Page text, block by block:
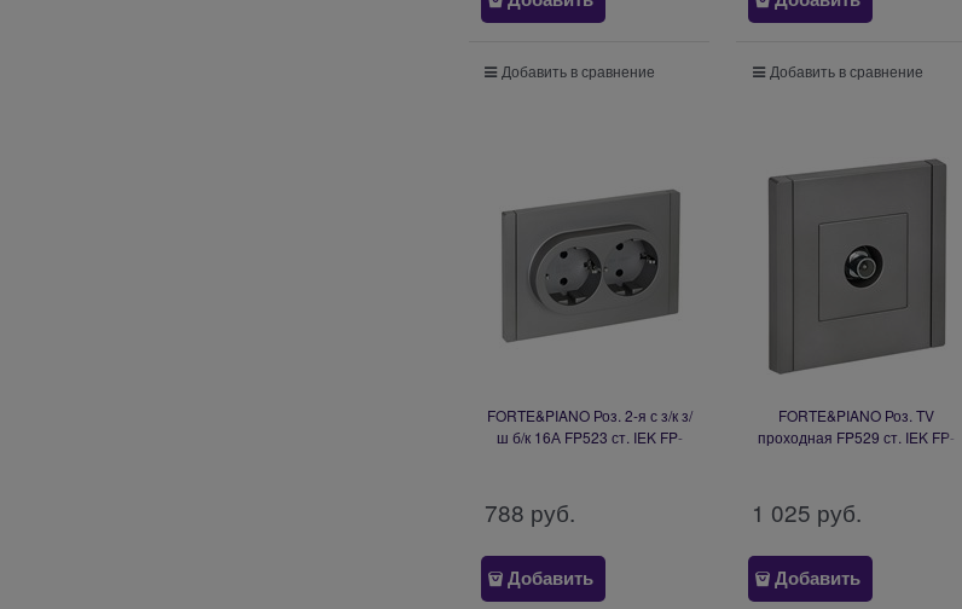
Добавить в сравнение Добавить в сравнение
FORTE&PIANO Роз. 2-я с з/к з/
ш б/к 16А FP523 ст. IEK FP-
788 руб.
Добавить
FORTE&PIANO Роз. TV
проходная FP529 ст. IEK FP-
1 025 руб.
Добавить